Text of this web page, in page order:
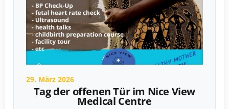
29. März 2026
Tag der offenen Tür im Nice View
Medical Centre